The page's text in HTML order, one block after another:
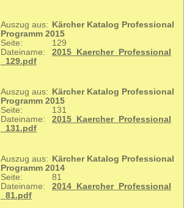
Auszug aus:
Kärcher Katalog Professional
Programm 2015
Seite:
129
Dateiname:
2015_Kaercher_Professional
_129.pdf
Auszug aus:
Kärcher Katalog Professional
Programm 2015
Seite:
131
Dateiname:
2015_Kaercher_Professional
_131.pdf
Auszug aus:
Kärcher Katalog Professional
Programm 2014
Seite:
81
Dateiname:
2014_Kaercher_Professional
_81.pdf